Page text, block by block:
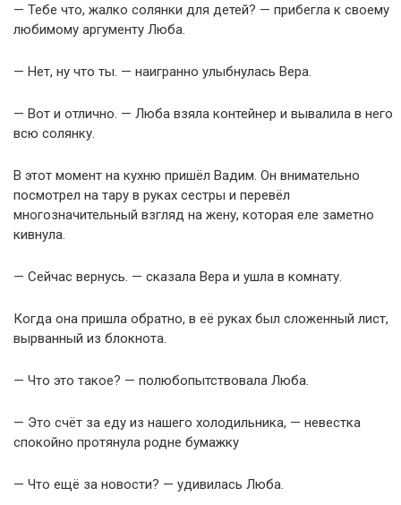
— Тебе что, жалко солянки для детей? — прибегла к своему
любимому аргументу Люба.
— Нет, ну что ты. — наигранно улыбнулась Вера.
— Вот и отлично. — Люба взяла контейнер и вывалила в него
всю солянку.
В этот момент на кухню пришёл Вадим. Он внимательно
посмотрел на тару в руках сестры и перевёл
многозначительный взгляд на жену, которая еле заметно
кивнула.
— Сейчас вернусь. — сказала Вера и ушла в комнату.
Когда она пришла обратно, в её руках был сложенный лист,
вырванный из блокнота.
— Что это такое? — полюбопытствовала Люба.
— Это счёт за еду из нашего холодильника, — невестка
спокойно протянула родне бумажку
— Что ещё за новости? — удивилась Люба.